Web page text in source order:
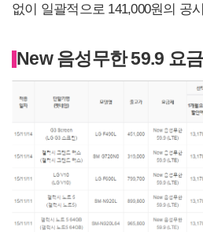
없이 일괄적으로 141,000원의 공
New 음성무한 59.9 요금